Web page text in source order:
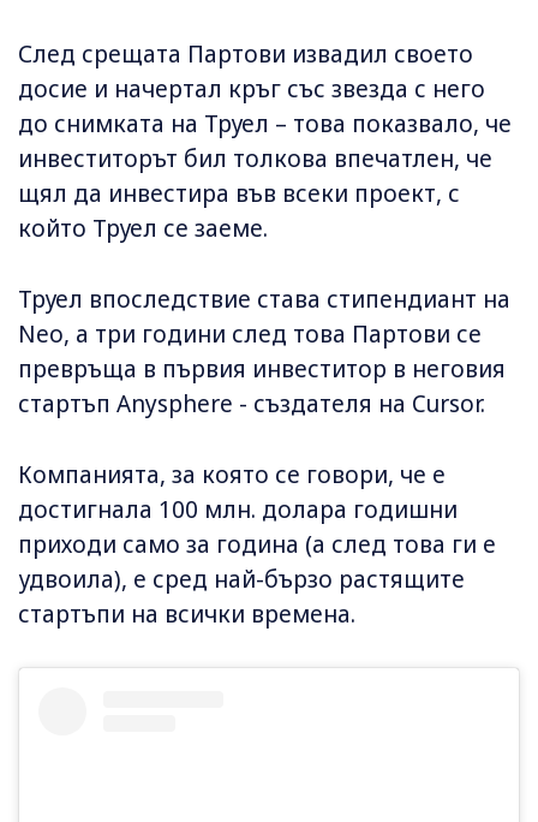
След срещата Партови извадил своето
досие и начертал кръг със звезда с него
до снимката на Труел – това показвало, че
инвеститорът бил толкова впечатлен, че
щял да инвестира във всеки проект, с
който Труел се заеме.
Труел впоследствие става стипендиант на
Neo, а три години след това Партови се
превръща в първия инвеститор в неговия
стартъп Anysphere - създателя на Cursor.
Компанията, за която се говори, че е
достигнала 100 млн. долара годишни
приходи само за година (а след това ги е
удвоила), е сред най-бързо растящите
стартъпи на всички времена.